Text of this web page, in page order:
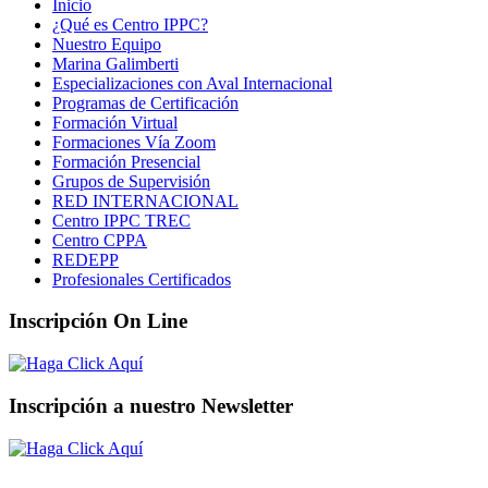
Inicio
¿Qué es Centro IPPC?
Nuestro Equipo
Marina Galimberti
Especializaciones con Aval Internacional
Programas de Certificación
Formación Virtual
Formaciones Vía Zoom
Formación Presencial
Grupos de Supervisión
RED INTERNACIONAL
Centro IPPC TREC
Centro CPPA
REDEPP
Profesionales Certificados
Inscripción On Line
Inscripción a nuestro Newsletter